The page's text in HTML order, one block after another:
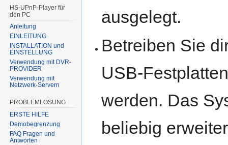
ausgelegt.
Betreiben Sie
USB-
werden. Das
beliebig
HS-UPnP-Player für
den PC
Anleitung
EINLEITUNG
INSTALLATION und
EINSTELLUNG
Verwendung mit DVR-
PROVIDER
Verwendung mit
Netzwerk-Servern
PROBLEMLÖSUNG
ERSTE HILFE
Demobegrenzung
FAQ Fragen und
Antworten